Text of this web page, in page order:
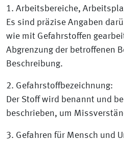
1. Arbeitsbereiche,
Es sind präzise Angaben
wie mit Gefahrstoffen
Abgrenzung der betroffenen
Beschreibung.
2. Gefahrstoffbezeichnung:
Der Stoff wird benannt und
beschrieben, um
3. Gefahren für Mensch und